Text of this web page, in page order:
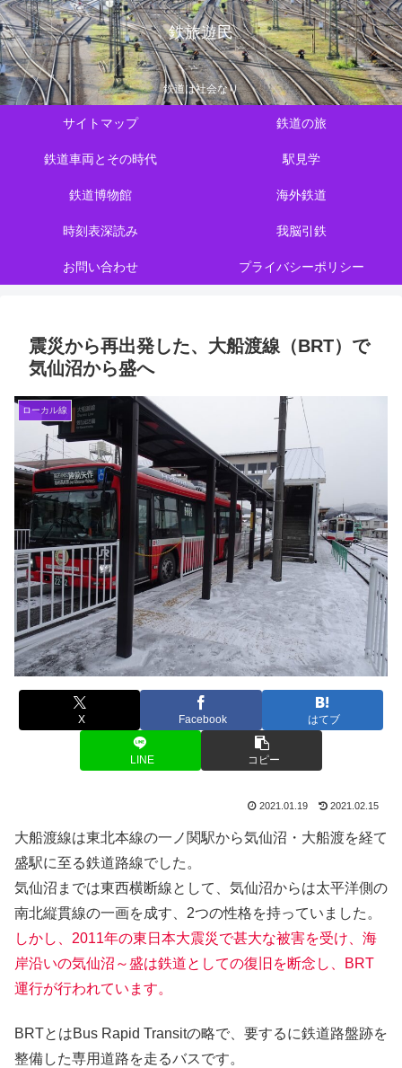
鉄旅遊民
鉄道は社会なり
サイトマップ 鉄道の旅
鉄道車両とその時代 駅見学
鉄道博物館 海外鉄道
時刻表深読み 我脳引鉄
お問い合わせ プライバシーポリシー
震災から再出発した、大船渡線（BRT）で
気仙沼から盛へ
ローカル線
X Facebook はてブ
LINE コピー
2021.01.19 2021.02.15
大船渡線は東北本線の一ノ関駅から気仙沼・大船渡を経て
盛駅に至る鉄道路線でした。
気仙沼までは東西横断線として、気仙沼からは太平洋側の
南北縦貫線の一画を成す、2つの性格を持っていました。
しかし、2011年の東日本大震災で甚大な被害を受け、海
岸沿いの気仙沼～盛は鉄道としての復旧を断念し、BRT
運行が行われています。
BRTとはBus Rapid Transitの略で、要するに鉄道路盤跡を
整備した専用道路を走るバスです。